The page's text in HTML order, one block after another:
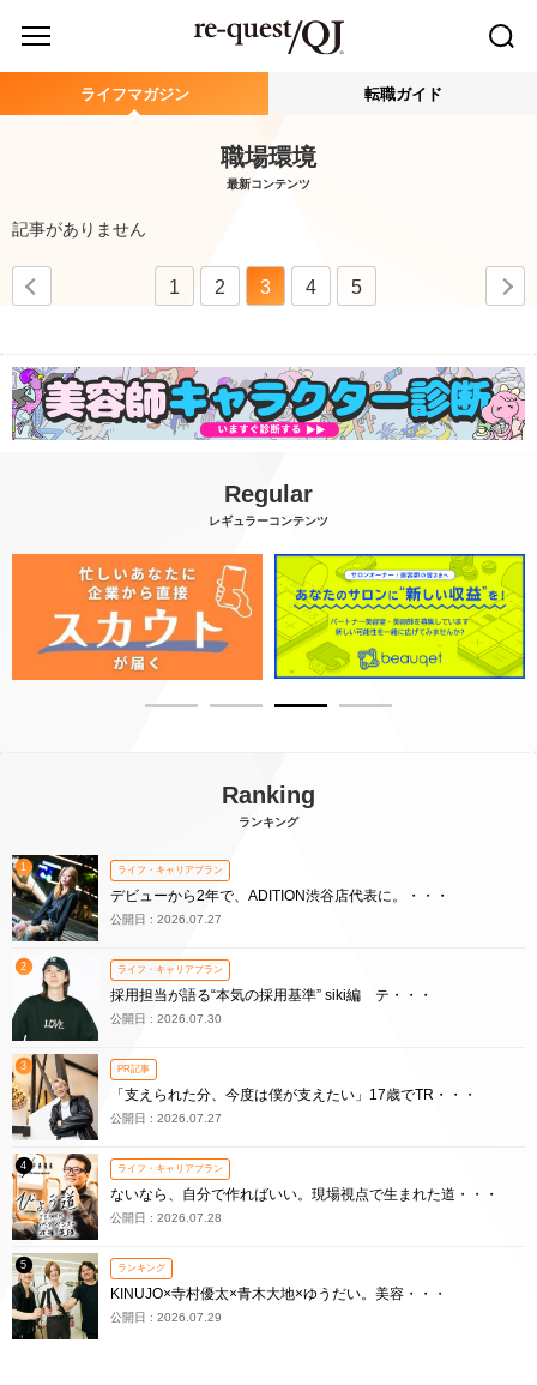
ライフマガジン 転職ガイド
職場環境
最新コンテンツ
記事がありません
1 2 3 4 5
Regular
レギュラーコンテンツ
Ranking
ランキング
1 ライフ・キャリアプラン
デビューから2年で、ADITION渋谷店代表に。・・・
公開日 : 2026.07.27
2 ライフ・キャリアプラン
採用担当が語る“本気の採用基準” siki編 テ・・・
公開日 : 2026.07.30
3 PR記事
「支えられた分、今度は僕が支えたい」17歳でTR・・・
公開日 : 2026.07.27
4 ライフ・キャリアプラン
ないなら、自分で作ればいい。現場視点で生まれた道・・・
公開日 : 2026.07.28
5 ランキング
KINUJO×寺村優太×青木大地×ゆうだい。美容・・・
公開日 : 2026.07.29